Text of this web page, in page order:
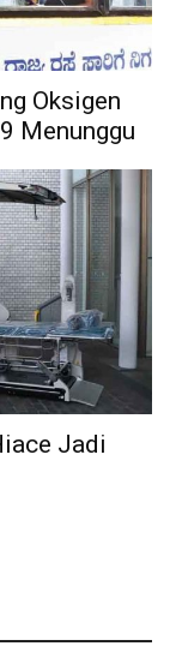
Oksigen
Menunggu
Jadi